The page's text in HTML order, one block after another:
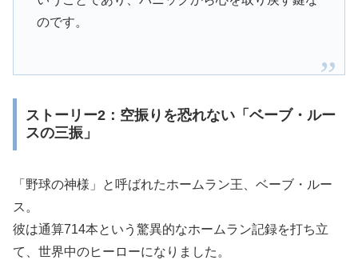
のです。
ストーリー2：空振りを恐れない「ベーブ・ルー
スの三振」
「野球の神様」と呼ばれたホームラン王、ベーブ・ルー
ス。
彼は通算714本という驚異的なホームラン記録を打ち立
て、世界中のヒーローになりました。